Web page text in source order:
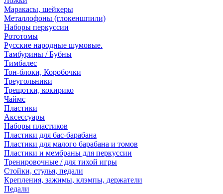
Маракасы, шейкеры
Металлофоны (глокеншпили)
Наборы перкуссии
Рототомы
Русские народные шумовые.
Тамбурины / Бубны
Тимбалес
Тон-блоки, Коробочки
Треугольники
Трещотки, кокирико
Чаймс
Пластики
Аксессуары
Наборы пластиков
Пластики для бас-барабана
Пластики для малого барабана и томов
Пластики и мембраны для перкуссии
Тренировочные / для тихой игры
Стойки, стулья, педали
Крепления, зажимы, клэмпы, держатели
Педали